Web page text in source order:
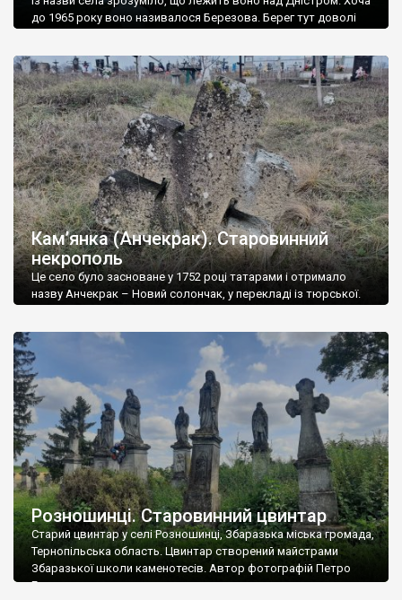
до 1965 року воно називалося Березова. Берег тут доволі
Наддністрянське відрізняється від більшості навколишніх
сіл. У селі є мурована Михайлівська церква. Точної дати […]
Кам’янка (Анчекрак). Старовинний
некрополь
Це село було засноване у 1752 році татарами і отримало
назву Анчекрак – Новий солончак, у перекладі із тюрської.
почали приходити українські уходники, переважно кріпаки
втікачі. Хоча дослідники не виключають, що на околицях
Анчекрака українці жили ще раніше. У 1793 […]
Розношинці. Старовинний цвинтар
Старий цвинтар у селі Розношинці, Збаразька міська громада,
Тернопільська область. Цвинтар створений майстрами
Збаразької школи каменотесів. Автор фотографій Петро
Грушко.